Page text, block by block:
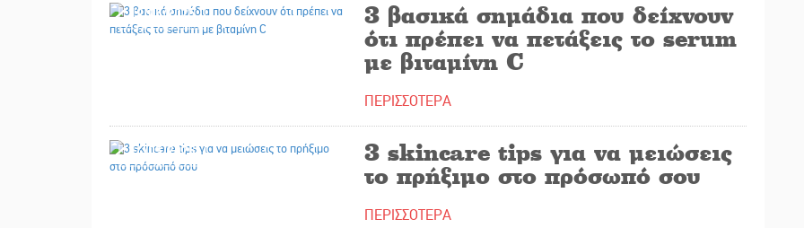
19/05/2025
3 βασικά σημάδια που δείχνουν
ότι πρέπει να πετάξεις το serum
με βιταμίνη C
ΠΕΡΙΣΣΟΤΕΡΑ
14/05/2025
3 skincare tips για να μειώσεις
το πρήξιμο στο πρόσωπό σου
ΠΕΡΙΣΣΟΤΕΡΑ